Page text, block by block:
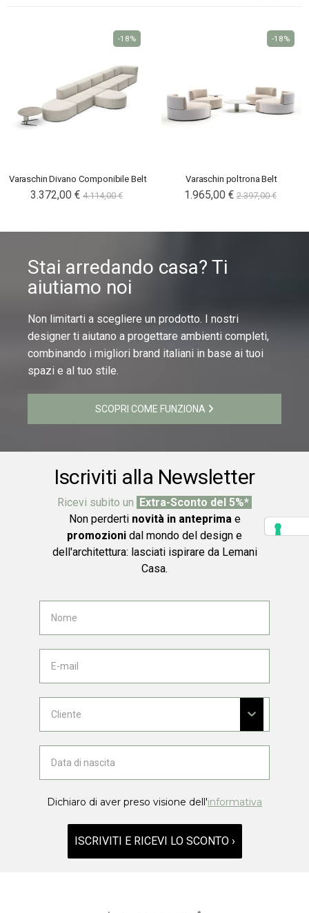
Varaschin Divano Componibile Belt
3.372,00 € 4.114,00 €
-18%
Varaschin poltrona Belt
1.965,00 € 2.397,00 €
-18%
Stai arredando casa? Ti
aiutiamo noi
Non limitarti a scegliere un prodotto. I nostri
designer ti aiutano a progettare ambienti completi,
combinando i migliori brand italiani in base ai tuoi
spazi e al tuo stile.
SCOPRI COME FUNZIONA
Iscriviti alla Newsletter
Ricevi subito un Extra-Sconto del 5%*
Non perderti novità in anteprimae
promozioni dal mondo del design e
dell'architettura: lasciati ispirare da Lemani
Casa.
Dichiaro di aver preso visione dell'informativa
ISCRIVITI E RICEVI LO SCONTO ›